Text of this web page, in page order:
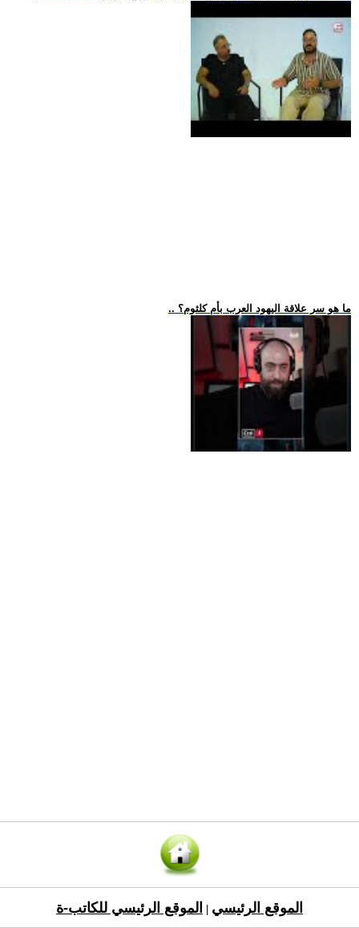
.. ما هو سر علاقة اليهود العرب بأم كلثوم؟
الموقع الرئيسي الموقع الرئيسي للكاتب-ة